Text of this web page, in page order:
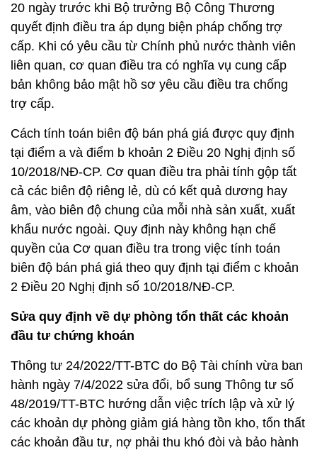
20 ngày trước khi Bộ trưởng Bộ Công Thương
quyết định điều tra áp dụng biện pháp chống trợ
cấp. Khi có yêu cầu từ Chính phủ nước thành viên
liên quan, cơ quan điều tra có nghĩa vụ cung cấp
bản không bảo mật hồ sơ yêu cầu điều tra chống
trợ cấp.
Cách tính toán biên độ bán phá giá được quy định
tại điểm a và điểm b khoản 2 Điều 20 Nghị định số
10/2018/NĐ-CP. Cơ quan điều tra phải tính gộp tất
cả các biên độ riêng lẻ, dù có kết quả dương hay
âm, vào biên độ chung của mỗi nhà sản xuất, xuất
khẩu nước ngoài. Quy định này không hạn chế
quyền của Cơ quan điều tra trong việc tính toán
biên độ bán phá giá theo quy định tại điểm c khoản
2 Điều 20 Nghị định số 10/2018/NĐ-CP.
Sửa quy định về dự phòng tổn thất các khoản
đầu tư chứng khoán
Thông tư 24/2022/TT-BTC do Bộ Tài chính vừa ban
hành ngày 7/4/2022 sửa đổi, bổ sung Thông tư số
48/2019/TT-BTC hướng dẫn việc trích lập và xử lý
các khoản dự phòng giảm giá hàng tồn kho, tổn thất
các khoản đầu tư, nợ phải thu khó đòi và bảo hành